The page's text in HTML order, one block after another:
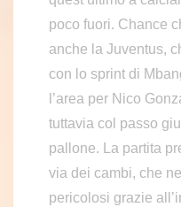
poco fuori. Chance
anche la Juventus,
con lo sprint di
l’area per Nico
tuttavia col passo
pallone. La partita
via dei cambi, che
pericolosi grazie